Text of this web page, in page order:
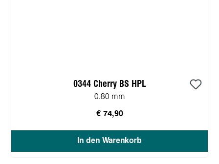
0344 Cherry BS HPL
0.80 mm
€ 74,90
In den Warenkorb